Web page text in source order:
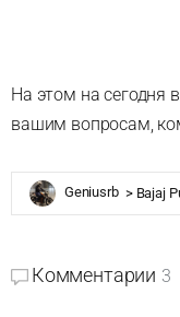
На этом на сегодня
вашим вопросам,
Geniusrb > Bajaj
Комментарии 3